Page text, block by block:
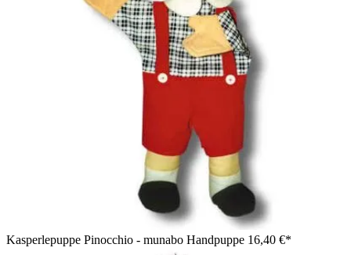
Kasperlepuppe Pinocchio - munabo Handpuppe 16,40 €*